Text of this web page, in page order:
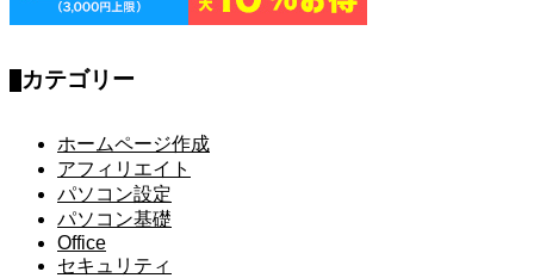
カテゴリー
ホームページ作成
アフィリエイト
パソコン設定
パソコン基礎
Office
セキュリティ